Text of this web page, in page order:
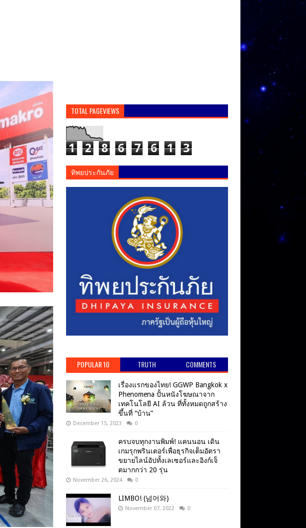
TOTAL PAGEVIEWS
1 2 8 6 7 6 1 3
ทิพยประกันภัย
POPULAR 10 TRUTH COMMENTS
เรื่องแรกของไทย! GGWP Bangkok x
Phenomena ปั้นหนังโฆษณาจาก
เทคโนโลยี AI ล้วน ที่ทั้งหมดถูกสร้าง
ขึ้นที่ “บ้าน”
December 15, 2023 0
ครบจบทุกงานพิมพ์! แคนนอน เดิน
เกมรุกพรินเตอร์เพื่อธุรกิจเต็มอัตรา
ขยายไลน์อัปทั้งเลเซอร์และอิงก์เจ็
ตมากกว่า 20 รุ่น
November 26, 2024 0
LIMBO! (넘어와)
November 07, 2022 0